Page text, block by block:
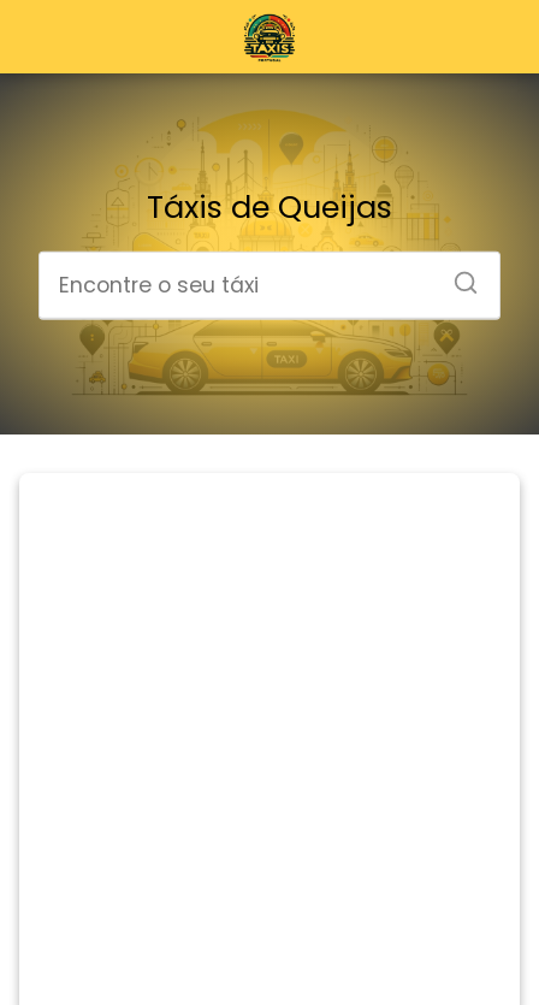
Táxis de Queijas